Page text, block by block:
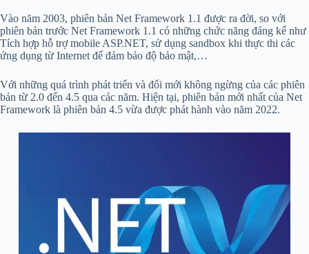
Vào năm 2003, phiên bản Net Framework 1.1 được ra đời, so với
phiên bản trước Net Framework 1.1 có những chức năng đáng kể như
Tích hợp hỗ trợ mobile ASP.NET, sử dụng sandbox khi thực thi các
ứng dụng từ Internet để đảm bảo độ bảo mật,…
Với những quá trình phát triển và đổi mới không ngừng của các phiên
bản từ 2.0 đến 4.5 qua các năm. Hiện tại, phiên bản mới nhất của Net
Framework là phiên bản 4.5 vừa được phát hành vào năm 2022.